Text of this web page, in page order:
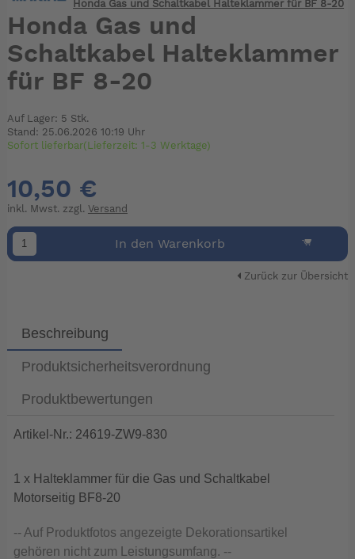
Honda Gas und Schaltkabel Halteklammer für BF 8-20
Honda Gas und
Schaltkabel Halteklammer
für BF 8-20
Auf Lager: 5 Stk.
Stand: 25.06.2026 10:19 Uhr
Sofort lieferbar(Lieferzeit: 1-3 Werktage)
10,50 €
inkl. Mwst. zzgl. Versand
In den Warenkorb
Zurück zur Übersicht
Beschreibung
Produktsicherheitsverordnung
Produktbewertungen
Artikel-Nr.: 24619-ZW9-830
1 x Halteklammer für die Gas und Schaltkabel
Motorseitig BF8-20
-- Auf Produktfotos angezeigte Dekorationsartikel
gehören nicht zum Leistungsumfang. --